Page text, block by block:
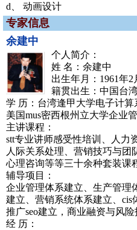
d、 动画设计
专家信息
余建中
个人简介：
姓 名：余建中
出生年月：1961年2
籍贯出生：中国台
学 历：台湾逢甲大学电子计算
美国mus密西根州立大学企业
主讲课程：
stt专业讲师感受性培训、人力
人际关系处理、营销技巧与团
心理咨询等等三十余种套装课
辅导项目：
企业管理体系建立、生产管理
建立、营销系统体系建立、
推广seo建立，商业融资与风险
经 历：